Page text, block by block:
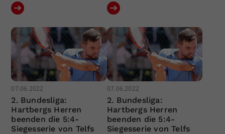
07.06.2022
2. Bundesliga:
Hartbergs Herren
beenden die 5:4-
Siegesserie von Telfs
07.06.2022
2. Bundesliga:
Hartbergs Herren
beenden die 5:4-
Siegesserie von Telfs